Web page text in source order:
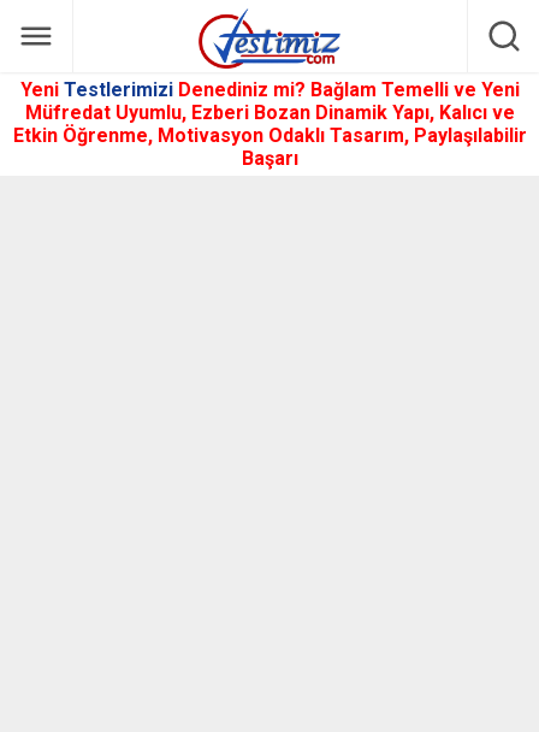
Yeni Testlerimizi Denediniz mi? Bağlam Temelli ve Yeni
Müfredat Uyumlu, Ezberi Bozan Dinamik Yapı, Kalıcı ve
Etkin Öğrenme, Motivasyon Odaklı Tasarım, Paylaşılabilir
Başarı